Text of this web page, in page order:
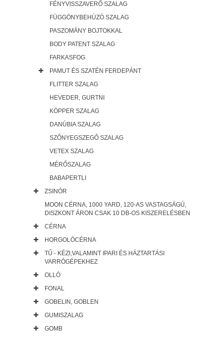
FÉNYVISSZAVERŐ SZALAG
FÜGGÖNYBEHÚZÓ SZALAG
PASZOMÁNY BOJTOKKAL
BODY PATENT SZALAG
FARKASFOG
PAMUT ÉS SZATÉN FERDEPÁNT
FLITTER SZALAG
HEVEDER, GURTNI
KÖPPER SZALAG
DANÚBIA SZALAG
SZŐNYEGSZEGŐ SZALAG
VETEX SZALAG
MÉRŐSZALAG
BABAPERTLI
ZSINÓR
MOON CÉRNA, 1000 YARD, 120-AS VASTAGSÁGÚ,
DISZKONT ÁRON CSAK 10 DB-OS KISZERELÉSBEN
CÉRNA
HORGOLÓCÉRNA
TŰ - KÉZI,VALAMINT IPARI ÉS HÁZTARTÁSI
VARRÓGÉPEKHEZ
OLLÓ
FONAL
GOBELIN, GOBLEN
GUMISZALAG
GOMB